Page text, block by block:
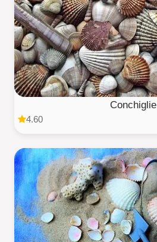
Conchiglie
4.60